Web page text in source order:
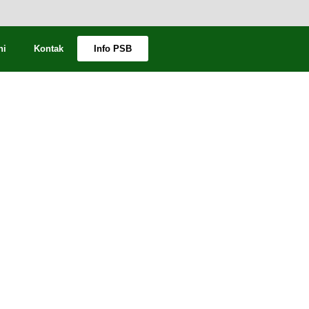
Kontak Info PSB